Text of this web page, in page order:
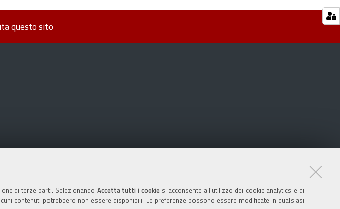
di terze parti. Selezionando Accetta tutti i cookiesi acconsente all’utilizzo dei cookie analytics e di
contenuti potrebbero non essere disponibili. Le preferenze possono essere modificate in qualsiasi
questo sito